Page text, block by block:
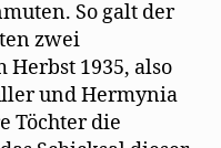
So galt der
zwei
1935, also
und Hermynia
Töchter die